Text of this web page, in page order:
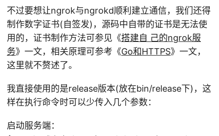
h
r
e
v
e
a
bl
e
/
n
不过要想让ngrok与ngrokd顺利建立通信，我们还得
制作数字证书(自签发)，源码中自带的证书是无法使
用的，证书制作方法可参见《搭建自 己的ngrok服
务》一文，相关原理可参考《Go和HTTPS》一文，
这里就不赘述了。
我直接使用的是release版本(放在bin/release下)，这
样在执行命令时可以少传入几个参数：
启动服务端：